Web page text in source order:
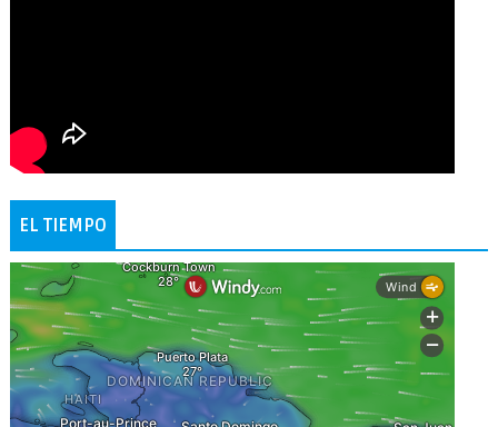
EL TIEMPO